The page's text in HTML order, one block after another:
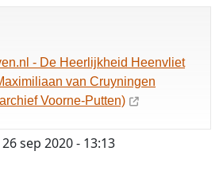
- De Heerlijkheid Heenvliet
van Cruyningen
Voorne-Putten)
26 sep 2020 - 13:13